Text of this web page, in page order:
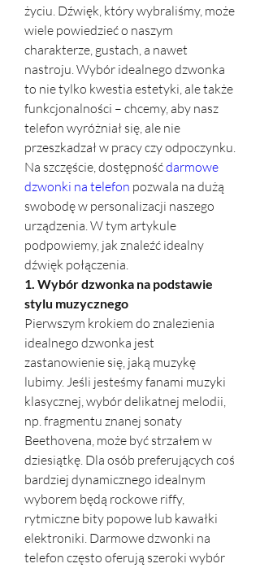
życiu. Dźwięk, który wybraliśmy, może
wiele powiedzieć o naszym
charakterze, gustach, a nawet
nastroju. Wybór idealnego dzwonka
to nie tylko kwestia estetyki, ale także
funkcjonalności – chcemy, aby nasz
telefon wyróżniał się, ale nie
przeszkadzał w pracy czy odpoczynku.
Na szczęście, dostępność darmowe
dzwonki na telefon pozwala na dużą
swobodę w personalizacji naszego
urządzenia. W tym artykule
podpowiemy, jak znaleźć idealny
dźwięk połączenia.
1. Wybór dzwonka na podstawie
stylu muzycznego
Pierwszym krokiem do znalezienia
idealnego dzwonka jest
zastanowienie się, jaką muzykę
lubimy. Jeśli jesteśmy fanami muzyki
klasycznej, wybór delikatnej melodii,
np. fragmentu znanej sonaty
Beethovena, może być strzałem w
dziesiątkę. Dla osób preferujących coś
bardziej dynamicznego idealnym
wyborem będą rockowe riffy,
rytmiczne bity popowe lub kawałki
elektroniki. Darmowe dzwonki na
telefon często oferują szeroki wybór